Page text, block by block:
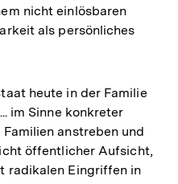
nicht einlösbaren
als persönliches
heute in der Familie
im Sinne konkreter
anstreben und
öffentlicher Aufsicht,
radikalen Eingriffen in